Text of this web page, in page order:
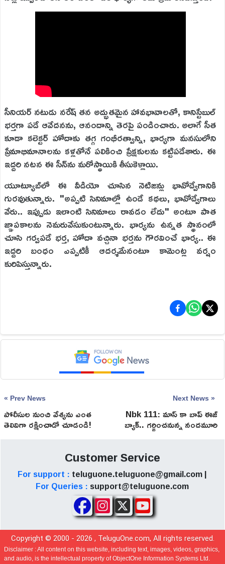
సీనియర్ నటుడు నరేష్ తన అద్భుతమైన హావభావాలతో, కానిస్టేబుల్
భర్తగా పడే ఆవేదనను, ఆనందాన్ని తెరపై పండించారు. అలాగే సీత
కూడా కలెక్టర్ హోదాకు తగ్గ గంభీరత్వాన్ని, భార్యగా మనసులోని
ప్రేమాభిమానాలను కళ్లతోనే పలికించి ప్రేక్షకులను కట్టిపడేశారు. ఈ
ఇద్దరి నటన ఈ సీన్‌ను మరోస్థాయికి తీసుకెళ్లాయి.
యూట్యూబ్‌లో ఈ వీడియో చూసిన నెటిజన్లు భావోద్వేగానికి
గురవుతున్నారు. "అప్పటి సినిమాల్లో ఉండే కథలు, భావోద్వేగాలు
వేరు.. ఇప్పుడు ఇలాంటి సినిమాలు రావడం లేదు" అంటూ పాత
జ్ఞాపకాలను నెమరువేసుకుంటున్నారు. భార్యను ఉన్నత స్థానంలో
చూసి గర్వపడే భర్త, హోదా వచ్చినా భర్తను గౌరవించే భార్య.. ఈ
ఇద్దరి బంధం ఎప్పటికీ ఆదర్శమేనంటూ కామెంట్ల వర్షం
కురిపిస్తున్నారు.
« Prev News
పోలీసుల నుంచి వేశ్య‌ను ఎంత
తెలివిగా ర‌క్షించాడో చూడండి!
Next News »
Nbk 111: మాస్ కా బాప్ ఈజ్
బ్యాక్.. గర్జించనున్న నందమూరి
Customer Service
For support : teluguone.teluguone@gmail.com |
For Queries : support@teluguone.com
Copyright © 2000 - 2026 , TeluguOne.com, All rights reserved.
Disclaimer :All content on this website, including text, images, videos, graphics,
and audio, is the intellectual property of ObjectOne Information Systems Ltd.